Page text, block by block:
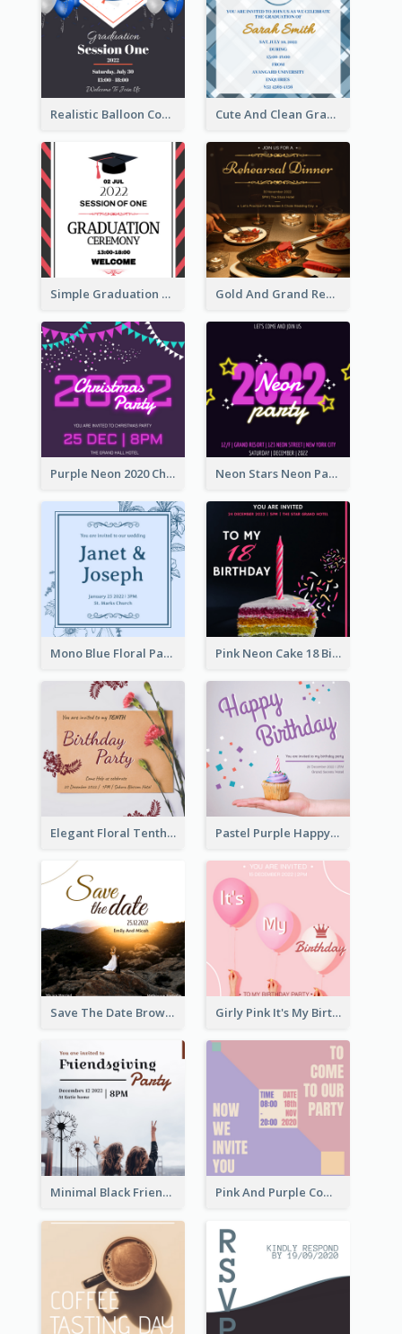
Realistic Balloon Cool Graduation Ceremony Design Cute And Clean Graduation Ceremony Invitation Design Ideas
Simple Graduation Ceremony Invitation Design Template Gold And Grand Rehearsal Dinner For Wedding Invitation
Purple Neon 2020 Christmas Party Invitation Neon Stars Neon Party 2020 Invitation
Mono Blue Floral Pattern Wedding Invitation Pink Neon Cake 18 Birthday Invitation
Elegant Floral Tenth Birthday Party Invitation Pastel Purple Happy Birthday Party Invitation
Save The Date Brown Marriage Invitation Girly Pink It's My Birthday Invitation
Minimal Black Friendsgiving Invitation Pink And Purple Come To our Party Invitation